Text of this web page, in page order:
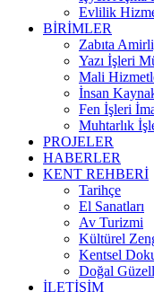
Evlilik
BİRİMLER
Zabıta
Yazı İşleri
Mali
İnsan
Fen İşleri
Muhtarlık
PROJELER
HABERLER
KENT REHBERİ
Tarihçe
El Sanatları
Av Turizmi
Kültürel
Kentsel
Doğal
İLETİŞİM